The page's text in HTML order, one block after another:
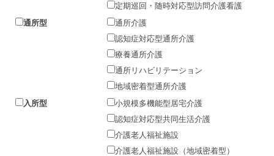
定期巡回・随時対応型訪問介護看護
通所型
通所介護
認知症対応型通所介護
療養通所介護
通所リハビリテーション
地域密着型通所介護
入所型
小規模多機能型居宅介護
認知症対応型共同生活介護
介護老人福祉施設
介護老人福祉施設（地域密着型）